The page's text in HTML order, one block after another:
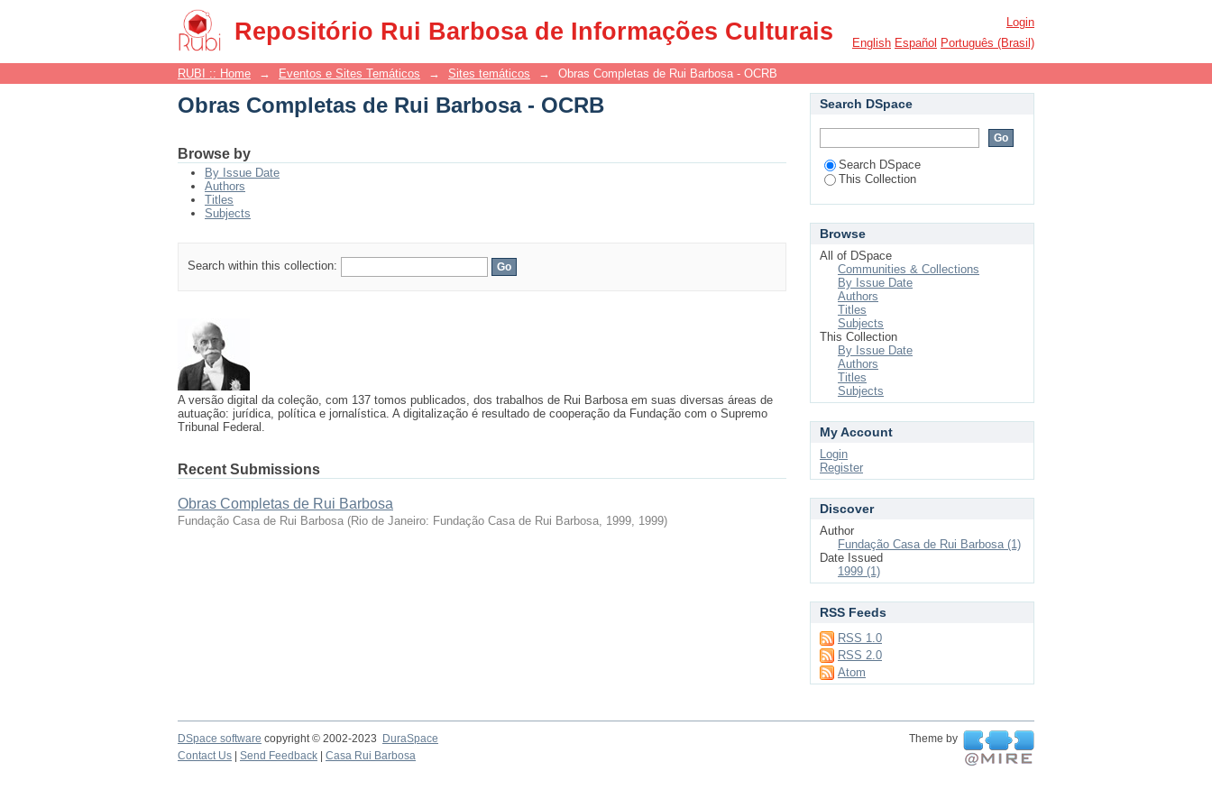
Repositório Rui Barbosa de Informações Culturais
Obras Completas de Rui Barbosa - OCRB
Login
English Español Português (Brasil)
RUBI :: Home → Eventos e Sites Temáticos → Sites temáticos → Obras Completas de Rui Barbosa - OCRB
Obras Completas de Rui Barbosa - OCRB
Browse by
By Issue Date
Authors
Titles
Subjects
Search within this collection:
A versão digital da coleção, com 137 tomos publicados, dos trabalhos de Rui Barbosa em suas diversas áreas de
autuação: jurídica, política e jornalística. A digitalização é resultado de cooperação da Fundação com o Supremo
Tribunal Federal.
Recent Submissions
Obras Completas de Rui Barbosa
Fundação Casa de Rui Barbosa (Rio de Janeiro: Fundação Casa de Rui Barbosa, 1999, 1999)
Search DSpace
Search DSpace
This Collection
Browse
All of DSpace
Communities & Collections
By Issue Date
Authors
Titles
Subjects
This Collection
By Issue Date
Authors
Titles
Subjects
My Account
Login
Register
Discover
Author
Fundação Casa de Rui Barbosa (1)
Date Issued
1999 (1)
RSS Feeds
RSS 1.0
RSS 2.0
Atom
DSpace software copyright © 2002-2023 DuraSpace
Theme by
Contact Us
Send Feedback Casa Rui Barbosa